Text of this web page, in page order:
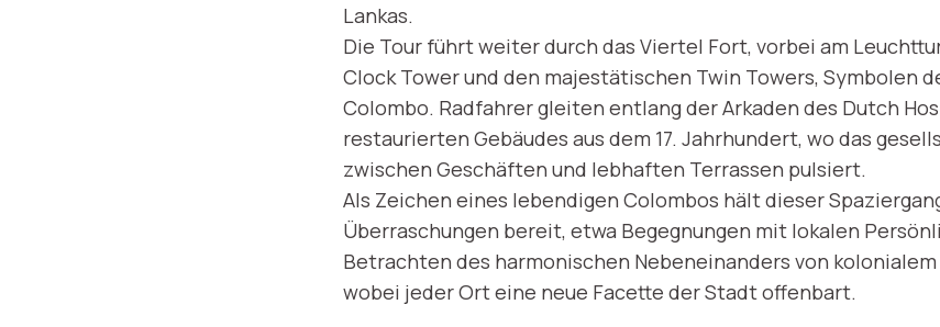
Lankas.
Die Tour führt weiter durch das Viertel Fort, vorbei am
Clock Tower und den majestätischen Twin Towers, Symbolen
Colombo. Radfahrer gleiten entlang der Arkaden des Dutch
restaurierten Gebäudes aus dem 17. Jahrhundert, wo das
zwischen Geschäften und lebhaften Terrassen pulsiert.
Als Zeichen eines lebendigen Colombos hält dieser
Überraschungen bereit, etwa Begegnungen mit lokalen
Betrachten des harmonischen Nebeneinanders von kolonialem
wobei jeder Ort eine neue Facette der Stadt offenbart.